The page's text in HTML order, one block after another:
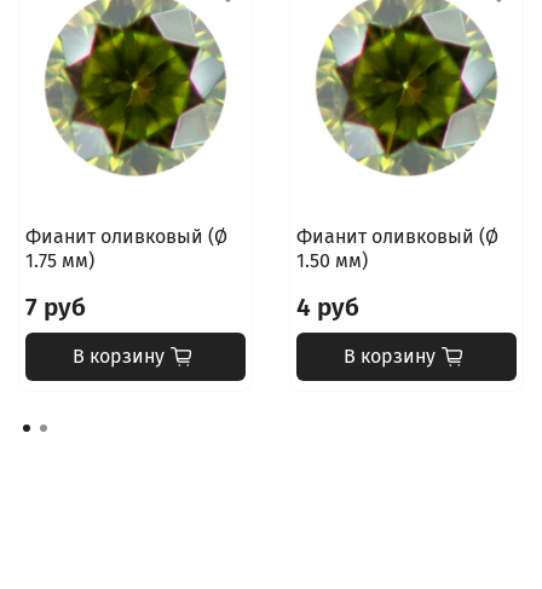
Фианит оливковый (Ø
1.75 мм)
7 руб
В корзину
Фианит оливковый (Ø
1.50 мм)
4 руб
В корзину